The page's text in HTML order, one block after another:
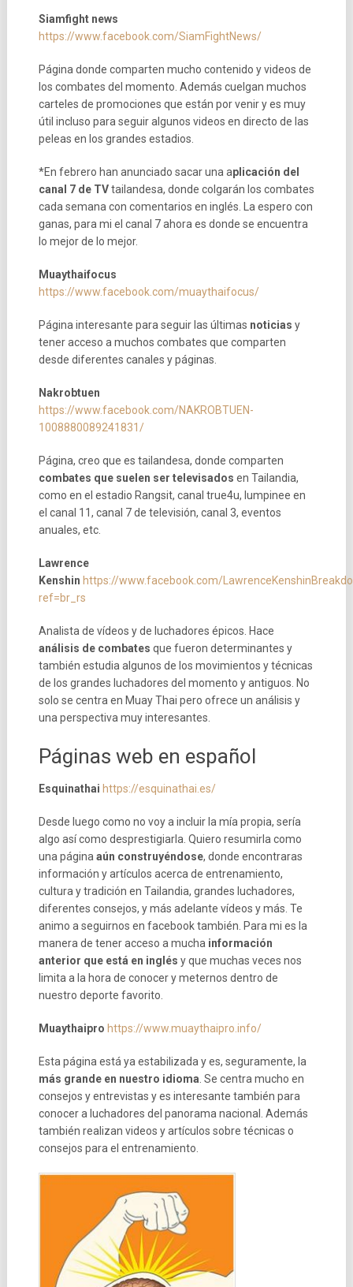
Siamfight news
https://www.facebook.com/SiamFightNews/
Página donde comparten mucho contenido y videos de
los combates del momento. Además cuelgan muchos
carteles de promociones que están por venir y es muy
útil incluso para seguir algunos videos en directo de las
peleas en los grandes estadios.
*En febrero han anunciado sacar una aplicación del
canal 7 de TVtailandesa, donde colgarán los combates
cada semana con comentarios en inglés. La espero con
ganas, para mi el canal 7 ahora es donde se encuentra
lo mejor de lo mejor.
Muaythaifocus
https://www.facebook.com/muaythaifocus/
Página interesante para seguir las últimas noticias y
tener acceso a muchos combates que comparten
desde diferentes canales y páginas.
Nakrobtuen
https://www.facebook.com/NAKROBTUEN-
1008880089241831/
Página, creo que es tailandesa, donde comparten
combates que suelen ser televisados en Tailandia,
como en el estadio Rangsit, canal true4u, lumpinee en
el canal 11, canal 7 de televisión, canal 3, eventos
anuales, etc.
Lawrence
Kenshin https://www.facebook.com/
ref=br_rs
Analista de vídeos y de luchadores épicos. Hace
análisis de combates que fueron determinantes y
también estudia algunos de los movimientos y técnicas
de los grandes luchadores del momento y antiguos. No
solo se centra en Muay Thai pero ofrece un análisis y
una perspectiva muy interesantes.
Páginas web en español
Esquinathai https://esquinathai.es/
Desde luego como no voy a incluir la mía propia, sería
algo así como desprestigiarla. Quiero resumirla como
una páginaaún construyéndose, donde encontraras
información y artículos acerca de entrenamiento,
cultura y tradición en Tailandia, grandes luchadores,
diferentes consejos, y más adelante vídeos y más. Te
animo a seguirnos en facebook también. Para mi es la
manera de tener acceso a mucha información
anterior que está en inglés y que muchas veces nos
limita a la hora de conocer y meternos dentro de
nuestro deporte favorito.
Muaythaipro https://www.muaythaipro.info/
Esta página está ya estabilizada y es, seguramente, la
más grande en nuestro idioma. Se centra mucho en
consejos y entrevistas y es interesante también para
conocer a luchadores del panorama nacional. Además
también realizan videos y artículos sobre técnicas o
consejos para el entrenamiento.